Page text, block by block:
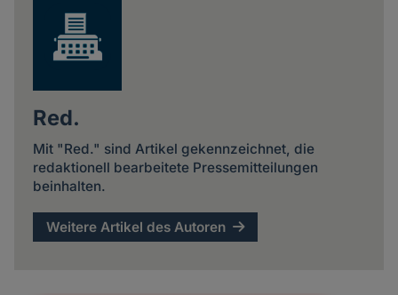
Red.
Mit "Red." sind Artikel gekennzeichnet, die
redaktionell bearbeitete Pressemitteilungen
beinhalten.
Weitere Artikel des Autoren